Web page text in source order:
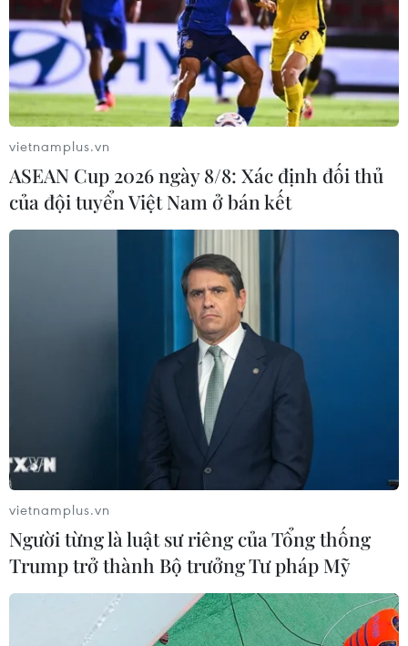
vietnamplus.vn
ASEAN Cup 2026 ngày 8/8: Xác định đối thủ
của đội tuyển Việt Nam ở bán kết
vietnamplus.vn
Người từng là luật sư riêng của Tổng thống
Trump trở thành Bộ trưởng Tư pháp Mỹ